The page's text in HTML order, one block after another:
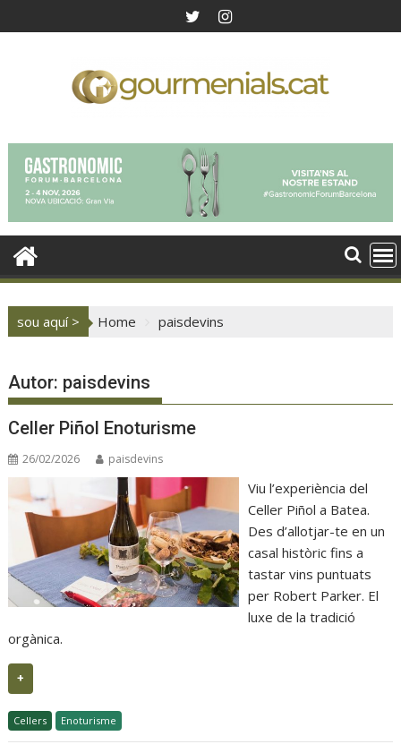
to
sou aquí > Home paisdevins
Autor: paisdevins
Celler Piñol Enoturisme
26/02/2026 paisdevins
Viu l’experiència del
Celler Piñol a Batea.
Des d’allotjar-te en un
casal històric fins a
tastar vins puntuats
per Robert Parker. El
luxe de la tradició
orgànica.
+
Cellers Enoturisme